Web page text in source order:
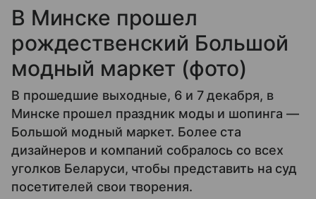
В Минске прошел
рождественский Большой
модный маркет (фото)
В прошедшие выходные, 6 и 7 декабря, в
Минске прошел праздник моды и шопинга —
Большой модный маркет. Более ста
дизайнеров и компаний собралось со всех
уголков Беларуси, чтобы представить на суд
посетителей свои творения.